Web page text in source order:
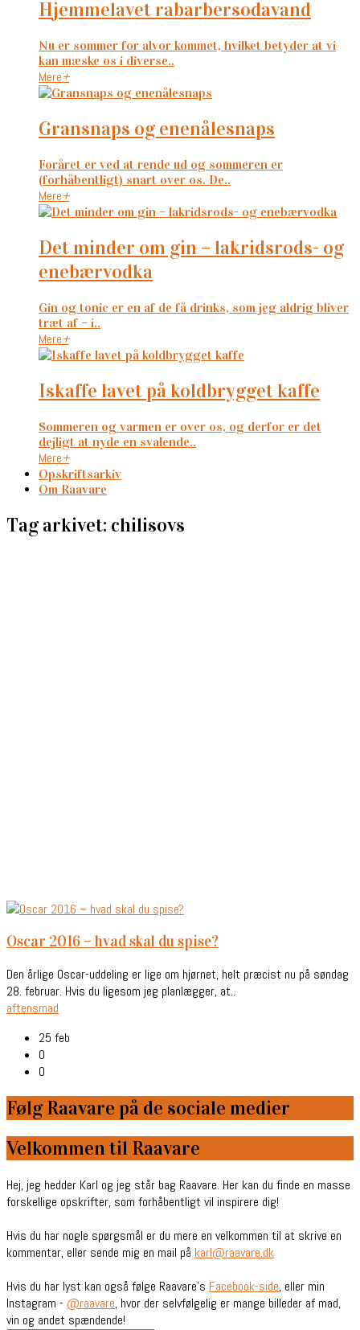
hjemmelavet rabarbersodavand
Nu er sommer for alvor kommet, hvilket betyder at vi
kan mæske os i diverse..
Mere+
gransnaps og enenålesnaps
Foråret er ved at rende ud og sommeren er
(forhåbentligt) snart over os. De..
Mere+
det minder om gin – lakridsrods- og
enebærvodka
Gin og tonic er en af de få drinks, som jeg aldrig bliver
træt af – i..
Mere+
iskaffe lavet på koldbrygget kaffe
Sommeren og varmen er over os, og derfor er det
dejligt at nyde en svalende..
Mere+
Opskriftsarkiv
Om Raavare
Tag arkivet: chilisovs
oscar 2016 – hvad skal du spise?
Den årlige Oscar-uddeling er lige om hjørnet, helt præcist nu på søndag
28. februar. Hvis du ligesom jeg planlægger, at..
aftensmad
25 feb
0
0
Følg Raavare på de sociale medier
Velkommen til Raavare
Hej, jeg hedder Karl og jeg står bag Raavare. Her kan du finde en masse
forskellige opskrifter, som forhåbentligt vil inspirere dig!
Hvis du har nogle spørgsmål er du mere en velkommen til at skrive en
kommentar, eller sende mig en mail på karl@raavare.dk
Hvis du har lyst kan også følge Raavare’s Facebook-side, eller min
Instagram - @raavare, hvor der selvfølgelig er mange billeder af mad,
vin og andet spændende!